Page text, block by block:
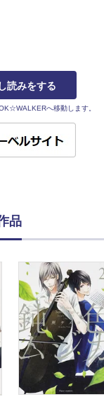
読みをする
へ移動します。
品